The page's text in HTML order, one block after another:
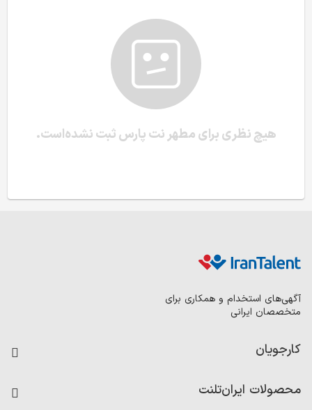
هیچ نظری برای مطهر نت پارس ثبت نشده‌است.
آگهی‌های استخدام و همکاری برای
متخصصان ایرانی
کارجویان
رزومه ساز
محصولات ایران‌تلنت